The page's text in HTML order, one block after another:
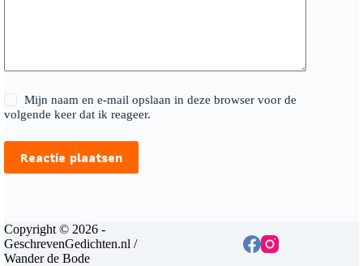
Mijn naam en e-mail opslaan in deze browser voor de
volgende keer dat ik reageer.
Reactie plaatsen
Copyright © 2026 -
GeschrevenGedichten.nl /
Wander de Bode